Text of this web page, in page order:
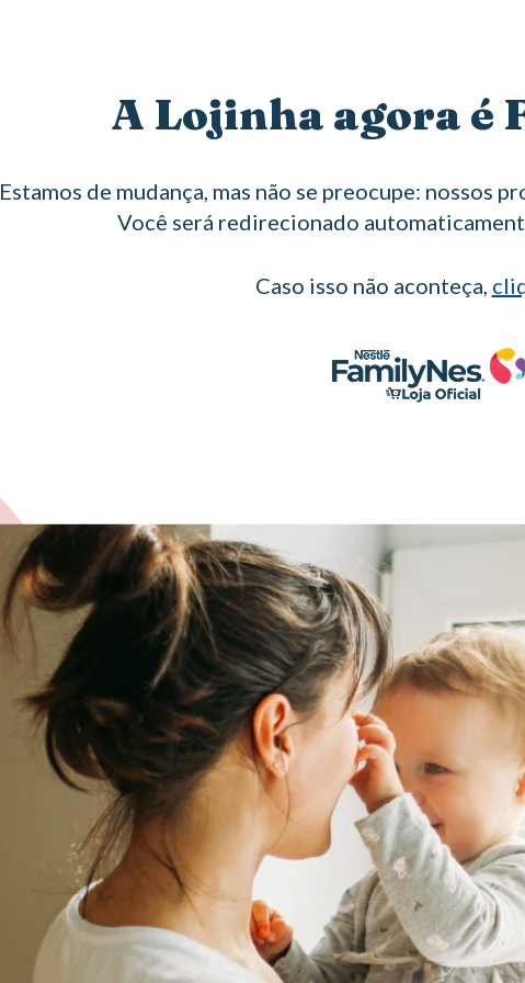
A Lojinha agora é
Estamos de mudança, mas não se preocupe: nossos
Você será redirecionado
Caso isso não aconteça,